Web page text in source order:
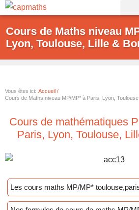
Aller
au
contenu
Cours de Maths niveau
Lyon, Toulouse, Lille &
Vous êtes ici: Accueil /
Cours de Maths niveau MP/MP* à Paris, Lyon,
Cours de mathématiques
Paris, Lyon, Toulouse,
Les cours maths MP/MP*